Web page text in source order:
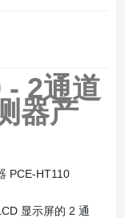
- 2通道
器产
PCE-HT110
显示屏的 2 通